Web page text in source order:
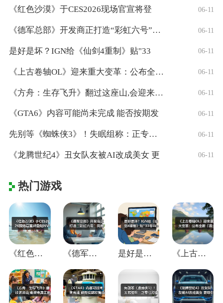
《红色沙漠》于CES2026现场官宣将登 06-11
《德军总部》开发商正打造“彩虹六号”风格 06-11
是好是坏？IGN给《仙剑4重制》贴"33 06-11
《上古卷轴OL》迎来重大变革：公布全新「 06-11
《方舟：生存飞升》翻过这座山,会迎来真正 06-11
《GTA6》内容可能尚未完成 能否按期发 06-11
先别等《蜘蛛侠3》！失眠组称：正专注打造 06-11
《龙腾世纪4》丑女队友被AI改成美女 更 06-11
热门游戏
《红色沙漠》于CES2026现场官宣将登 《德军总部》开发商正打造“彩虹六号”风格 是好是坏？IGN给《仙剑4重制》贴"33 《上古卷轴OL》迎来重大变革：公布全新「